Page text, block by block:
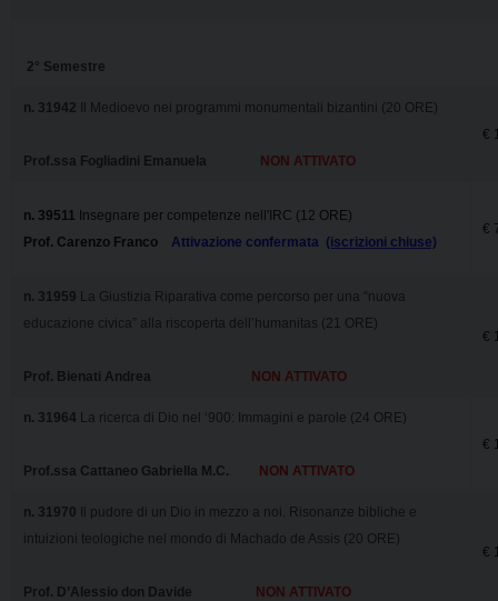
2° Semestre
n. 31942 Il Medioevo nei programmi monumentali bizantini (20 ORE)
Prof.ssa Fogliadini Emanuela NON ATTIVATO
€
n. 39511 Insegnare per competenze nell'IRC (12 ORE)
Prof. Carenzo Franco Attivazione confermata (iscrizioni chiuse)
€
n. 31959 La Giustizia Riparativa come percorso per una “nuova
educazione civica” alla riscoperta dell’humanitas (21 ORE)
Prof. Bienati Andrea NON ATTIVATO
€
n. 31964 La ricerca di Dio nel ‘900: Immagini e parole (24 ORE)
Prof.ssa Cattaneo Gabriella M.C. NON ATTIVATO
€
n. 31970 Il pudore di un Dio in mezzo a noi. Risonanze bibliche e
intuizioni teologiche nel mondo di Machado de Assis (20 ORE)
Prof. D’Alessio don Davide NON ATTIVATO
€